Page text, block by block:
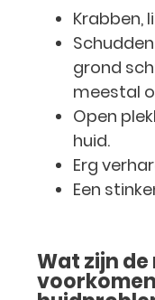
Krabben,
grond
meestal
Open
huid.
Erg
Een
Wat zijn